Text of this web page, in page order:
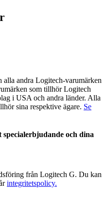
andra Logitech-varumärken
som tillhör Logitech
i USA och andra länder. Alla
sina respektive ägare. Se
och dina
från Logitech G. Du kan
integritetspolicy.